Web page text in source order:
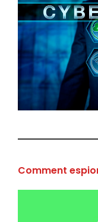
Comment